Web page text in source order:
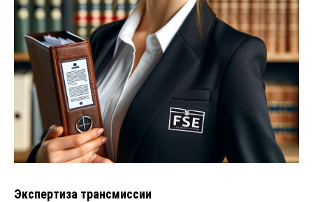
Экспертиза трансмиссии